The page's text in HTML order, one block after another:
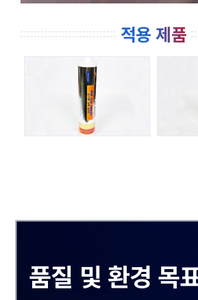
적용 제품
품질 및 환경 목